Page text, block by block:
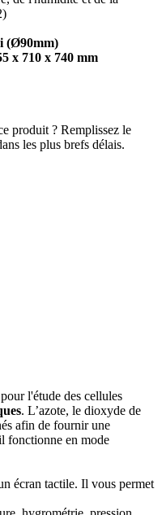
(Ø90mm)
x 710 x 740 mm
produit ? Remplissez le
les plus brefs délais.
l'étude des cellules
. L’azote, le dioxyde de
afin de fournir une
fonctionne en mode
écran tactile. Il vous permet